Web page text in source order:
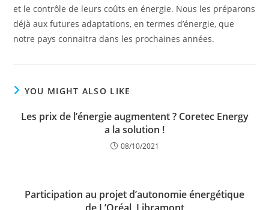
et le contrôle de leurs coûts en énergie. Nous les préparons
déjà aux futures adaptations, en termes d’énergie, que
notre pays connaitra dans les prochaines années.
YOU MIGHT ALSO LIKE
Les prix de l’énergie augmentent ? Coretec Energy
a la solution !
08/10/2021
Participation au projet d’autonomie énergétique